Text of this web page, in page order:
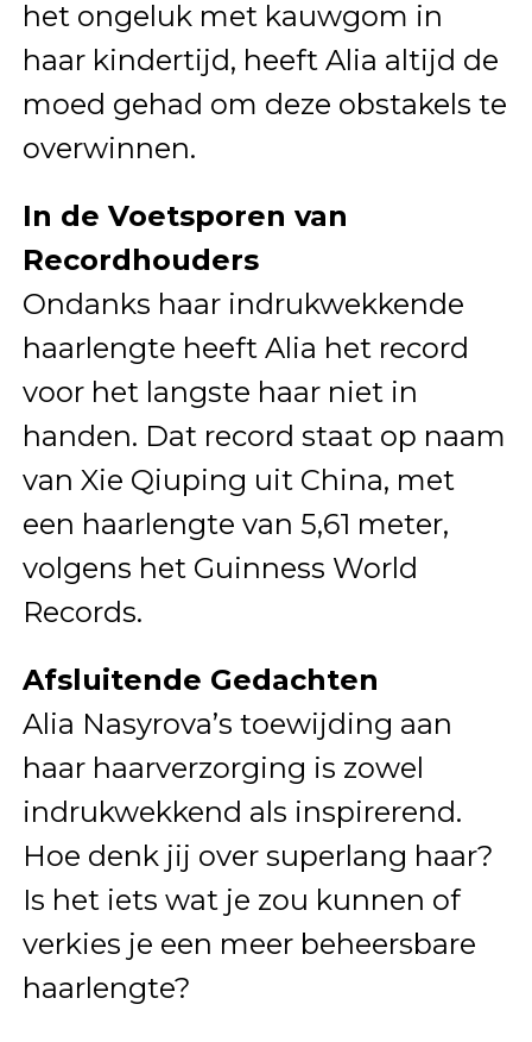
het ongeluk met kauwgom in
haar kindertijd, heeft Alia altijd de
moed gehad om deze obstakels te
overwinnen.
In de Voetsporen van
Recordhouders
Ondanks haar indrukwekkende
haarlengte heeft Alia het record
voor het langste haar niet in
handen. Dat record staat op naam
van Xie Qiuping uit China, met
een haarlengte van 5,61 meter,
volgens het Guinness World
Records.
Afsluitende Gedachten
Alia Nasyrova’s toewijding aan
haar haarverzorging is zowel
indrukwekkend als inspirerend.
Hoe denk jij over superlang haar?
Is het iets wat je zou kunnen of
verkies je een meer beheersbare
haarlengte?